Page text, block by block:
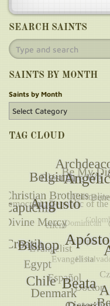
SEARCH SAINTS
SAINTS BY MONTH
Saints by Month
TAG CLOUD